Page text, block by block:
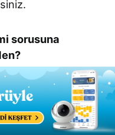
sorusuna
beslenmesi